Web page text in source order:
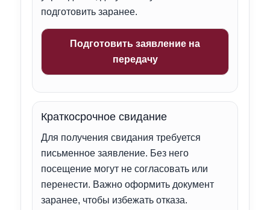
подготовить заранее.
Подготовить заявление на
передачу
Краткосрочное свидание
Для получения свидания требуется
письменное заявление. Без него
посещение могут не согласовать или
перенести. Важно оформить документ
заранее, чтобы избежать отказа.